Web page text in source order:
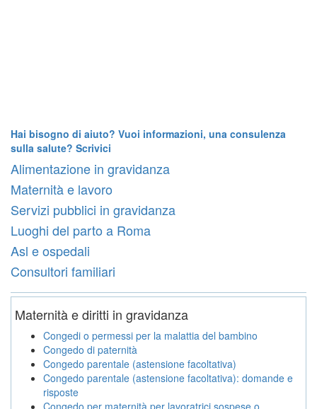
Hai bisogno di aiuto? Vuoi informazioni, una consulenza
sulla salute? Scrivici
Alimentazione in gravidanza
Maternità e lavoro
Servizi pubblici in gravidanza
Luoghi del parto a Roma
Asl e ospedali
Consultori familiari
Maternità e diritti in gravidanza
Congedi o permessi per la malattia del bambino
Congedo di paternità
Congedo parentale (astensione facoltativa)
Congedo parentale (astensione facoltativa): domande e
risposte
Congedo per maternità per lavoratrici sospese o